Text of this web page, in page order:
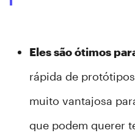
Eles são ótimos
rápida de
muito vantajosa
que podem querer